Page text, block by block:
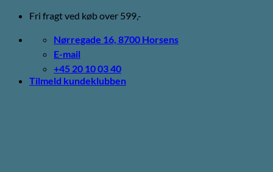
Fortsæt
indhold
Fri fragt ved køb over 599,-
Nørregade 16, 8700 Horsens
E-mail
+45 20 10 03 40
Tilmeld kundeklubben